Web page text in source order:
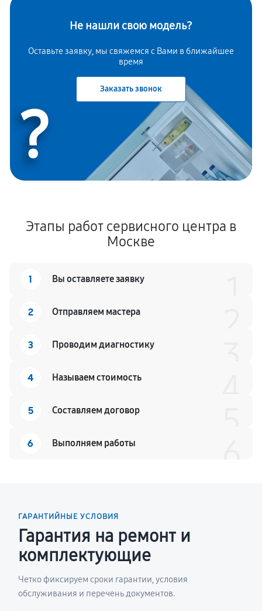
Не нашли свою модель?
Оставьте заявку, мы свяжемся с Вами в ближайшее
время
Заказать звонок
?
Этапы работ сервисного центра в
Москве
1 Вы оставляете заявку
2 Отправляем мастера
3 Проводим диагностику
4 Называем стоимость
5 Составляем договор
6 Выполняем работы
ГАРАНТИЙНЫЕ УСЛОВИЯ
Гарантия на ремонт и
комплектующие
Четко фиксируем сроки гарантии, условия
обслуживания и перечень документов.